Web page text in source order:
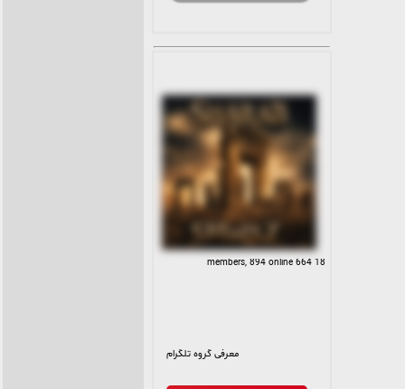
18 664 members, 894 online
معرفی گروه تلگرام